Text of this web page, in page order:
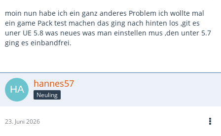
moin nun habe ich ein ganz anderes Problem ich wollte mal
ein game Pack test machen das ging nach hinten los ,git es
uner UE 5.8 was neues was man einstellen mus ,den unter 5.7
ging es einbandfrei.
hannes57
Neuling
23. Juni 2026